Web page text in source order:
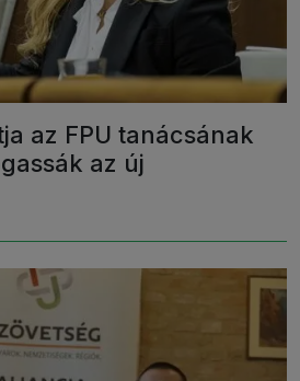
az FPU tanácsának
az új